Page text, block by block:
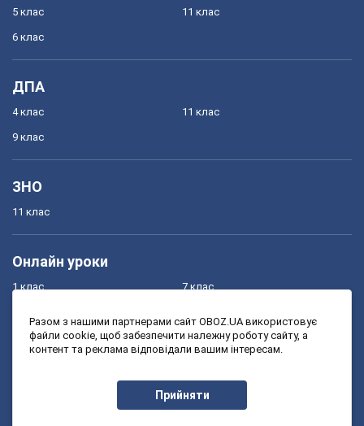
5 клас
6 клас
11 клас
ДПА
4 клас
9 клас
11 клас
ЗНО
11 клас
Онлайн уроки
1 клас
3 клас
7 клас
9 клас
Разом з нашими партнерами сайт OBOZ.UA використовує
файли cookie, щоб забезпечити належну роботу сайту, а
контент та реклама відповідали вашим інтересам.
Прийняти